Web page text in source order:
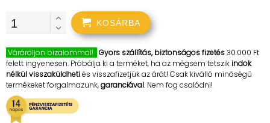
KOSÁRBA
Várároljon bizalommal! Gyors szállítás, biztonságos fizetés30.000 Ft
felett ingyenesen. Próbálja ki a terméket, ha az mégsem tetszikindok
nélkül visszaküldhetiés visszafizetjük az árát! Csak kiválló minőségű
termékeket forgalmazunk,garanciával. Nem fog csalódni!